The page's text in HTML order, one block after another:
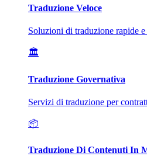
Traduzione Veloce
Soluzioni di traduzione rapide
🏛️
Traduzione Governativa
Servizi di traduzione per
📦
Traduzione Di Contenuti In